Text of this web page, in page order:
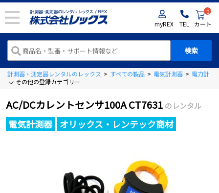
myREX TEL
0
カート
計測器・測定器レンタルのレックス > すべての製品 > 電気計測器 > 電力計
その他の登録カテゴリー
AC/DCカレントセンサ100A CT7631 のレンタル
電気計測器 オリックス・レンテック商材